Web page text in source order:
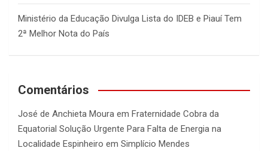
Ministério da Educação Divulga Lista do IDEB e Piauí Tem
2ª Melhor Nota do País
Comentários
José de Anchieta Moura em Fraternidade Cobra da
Equatorial Solução Urgente Para Falta de Energia na
Localidade Espinheiro em Simplício Mendes